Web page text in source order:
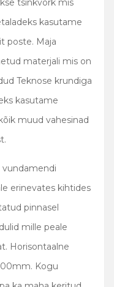
tsinkvõrk mis
kasutame
poste. Maja
materjali mis on
Teknose krundiga
kasutame
muud vahesinad
vundamendi
erinevates kihtides
pinnasel
mille peale
Horisontaalne
Kogu